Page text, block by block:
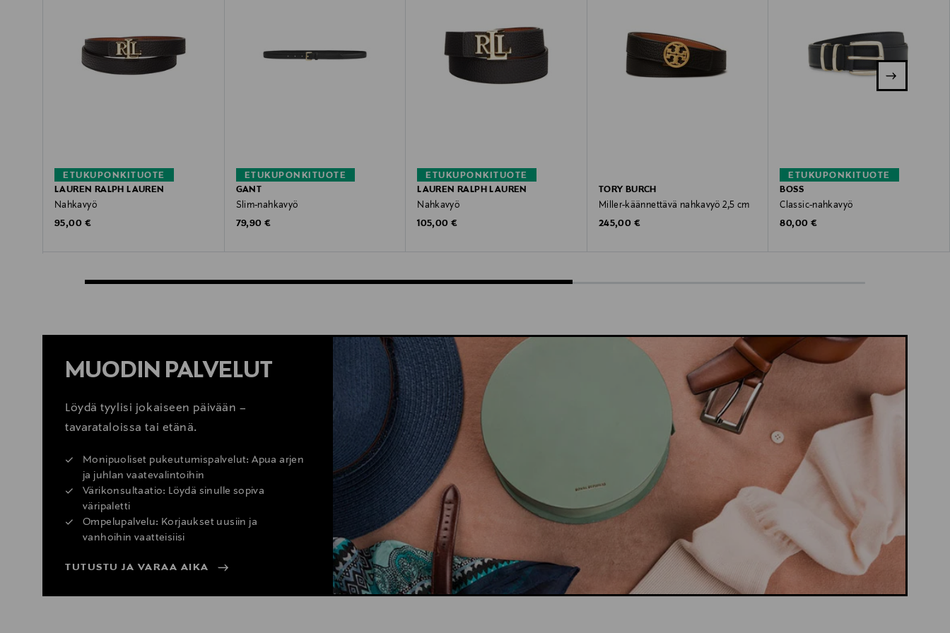
ETUKUPONKITUOTE
LAUREN RALPH LAUREN
Nahkavyö
Original Price
95,00 €
ETUKUPONKITUOTE
GANT
Slim-nahkavyö
Original Price
79,90 €
ETUKUPONKITUOTE
LAUREN RALPH LAUREN
Nahkavyö
Original Price
105,00 €
TORY BURCH
Miller-käännettävä nahkavyö 2,5 cm
Original Price
245,00 €
ETUKUPONKITUOTE
BOSS
Classic-nahkavyö
Original Price
80,00 €
MUODIN PALVELUT
Löydä tyylisi jokaiseen päivään –
tavarataloissa tai etänä.
Monipuoliset pukeutumispalvelut: Apua arjen
ja juhlan vaatevalintoihin
Värikonsultaatio: Löydä sinulle sopiva
väripaletti
Ompelupalvelu: Korjaukset uusiin ja
vanhoihin vaatteisiisi
TUTUSTU JA VARAA AIKA